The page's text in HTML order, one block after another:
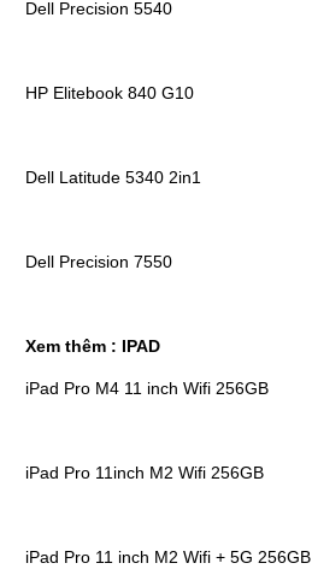
Dell Precision 5540
HP Elitebook 840 G10
Dell Latitude 5340 2in1
Dell Precision 7550
Xem thêm : IPAD
iPad Pro M4 11 inch Wifi 256GB
iPad Pro 11inch M2 Wifi 256GB
iPad Pro 11 inch M2 Wifi + 5G 256GB